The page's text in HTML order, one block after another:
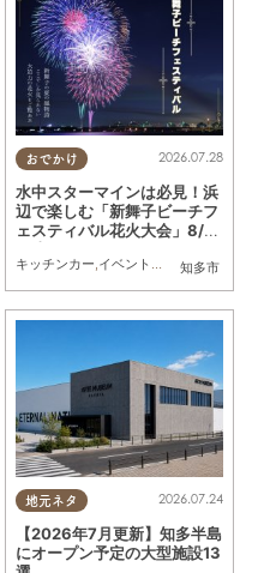
トレンド
おでかけ
知多市
2026.07.28
水中スターマインは必見！浜
辺で楽しむ「新舞子ビーチフ
ェスティバル花火大会」8/2
キッチンカー,イベント ,まちネタ,季節ネタ
地元ネタ 2026.07.24
【2026年7月更新】知多半島
にオープン予定の大型施設13